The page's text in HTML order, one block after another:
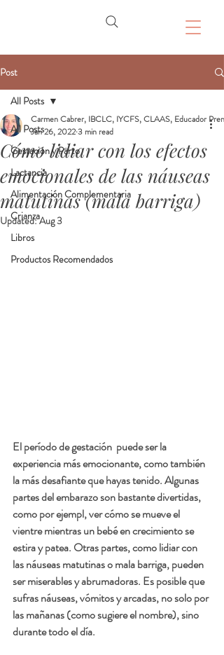
Post
All Posts
Gestación y Parto
Lactancia
Alimentación Complementaria
Crianza
Libros
Productos Recomendados
All Posts
Cómo lidiar con los efectos
emocionales de las náuseas
matutinas (mala barriga)
Carmen Cabrer, IBCLC, IYCFS, CLAAS, Educador
Jan 26, 20223 min read
Updated:Aug 3
El período de gestación  puede ser la
experiencia más emocionante, como también
la más desafiante que hayas tenido. Algunas
partes del embarazo son bastante divertidas,
como por ejempl, ver cómo se mueve el
vientre mientras un bebé en crecimiento se
estira y patea. Otras partes, como lidiar con
las náuseas matutinas o mala barriga, pueden
ser miserables y abrumadoras. Es posible que
sufras náuseas, vómitos y arcadas, no solo por
las mañanas (como sugiere el nombre), sino
durante todo el día.